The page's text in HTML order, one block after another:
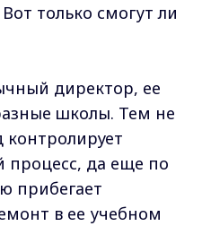
только смогут ли
директор, ее
школы. Тем не
контролирует
процесс, да еще по
прибегает
в ее учебном